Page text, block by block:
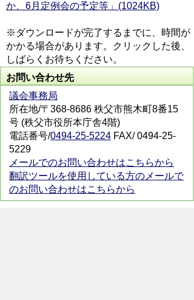
か、6月定例会の予定等」(1024KB)
※ダウンロードが完了するまでに、時間が
かかる場合があります。クリックした後、
しばらくお待ちください。
お問い合わせ先
議会事務局
所在地/〒368-8686 秩父市熊木町8番15
号 (秩父市役所本庁舎4階)
電話番号/0494-25-5224 FAX/ 0494-25-
5229
メールでのお問い合わせはこちらから
翻訳ツールを使用している方のメールで
のお問い合わせはこちらから